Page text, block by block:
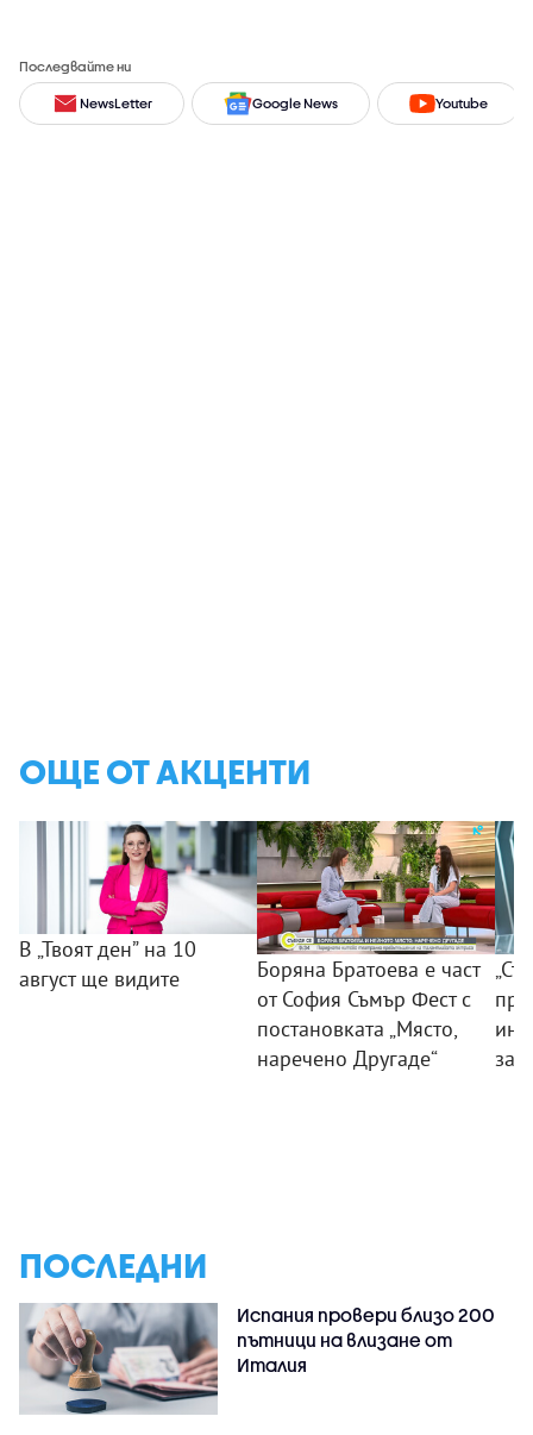
Последвайте ни
NewsLetter Google News Youtube
ОЩЕ ОТ АКЦЕНТИ
В „Твоят ден” на 10
август ще видите
Боряна Братоева е част
от София Съмър Фест с
постановката „Място,
наречено Другаде“
ПОСЛЕДНИ
Испания провери близо 200
пътници на влизане от
Италия